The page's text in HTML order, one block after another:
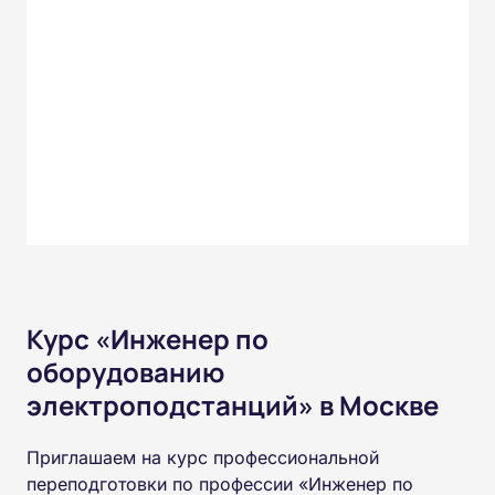
Курс «Инженер по
оборудованию
электроподстанций» в Москве
Приглашаем на курс профессиональной
переподготовки по профессии «Инженер по